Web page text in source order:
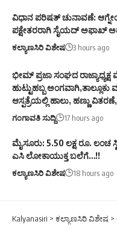
ವಿಧಾನ ಪರಿಷತ್ ಚುನಾವಣೆ: ಆಗ್ನೇಯ
ಪಕ್ಷೇತರರಾಗಿ ಸೈಯದ್ ಅಫಾಖ್
ಕಲ್ಯಾಣಸಿರಿ ವಿಶೇಷ 3 hours ago
ಭೀಮ್ ಪ್ರಜಾ ಸಂಘದ
ಹುಟ್ಟುಹಬ್ಬ
ಆಸ್ಪತ್ರೆಯಲ್ಲಿ ಹಾಲು, ಹಣ್ಣು
ಗಂಗಾವತಿ ಸುದ್ದಿ 17 hours ago
ಮೈಸೂರು: 5.50 ಲಕ್ಷ ರೂ. ಲಂಚ
ಎಸಿ ಲೋಕಾಯುಕ್ತ ಬಲೆಗೆ…!!
ಕಲ್ಯಾಣಸಿರಿ ವಿಶೇಷ 18 hours ago
Kalyanasiri > ಕಲ್ಯಾಣಸಿರಿ ವಿಶೇಷ >